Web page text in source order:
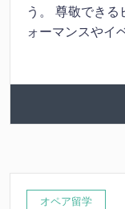
う。 尊敬できる
ォーマンスやイ
オペア留学